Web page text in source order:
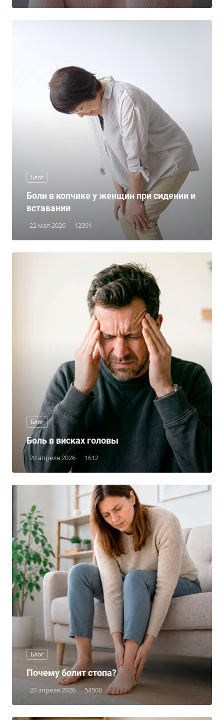
Блог
22 мая 2026 12391
Боли в копчике у женщин при сидении и
вставании
Блог
20 апреля 2026 1612
Боль в висках головы
Блог
20 апреля 2026 54500
Почему болит стопа?